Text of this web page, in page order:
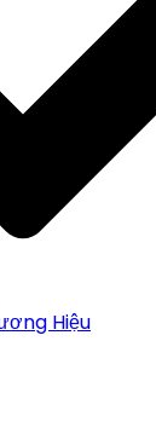
Hiệu